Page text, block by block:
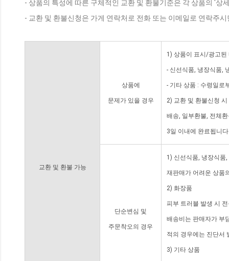
- 상품의 특성에 따른 구체적인 교환 및 환불기준은 각 상품의 '상
- 교환 및 환불신청은 가게 연락처로 전화 또는 이메일로 연락주
교환 및 환불 가능
상품에
문제가 있을 경우
1) 상품이 표시/광고된
- 신선식품, 냉장식품,
- 기타 상품 : 수령일로
2) 교환 및 환불신청
배송, 일부환불, 전체
3일 이내에 완료됩니
단순변심 및
주문착오의 경우
1) 신선식품, 냉장식품
재판매가 어려운 상품
2) 화장품
피부 트러블 발생 시
배송비는 판매자가 부
적의 경우에는 진단서
3) 기타 상품